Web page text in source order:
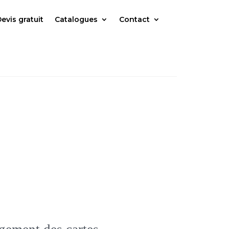
gratuit Catalogues Contact